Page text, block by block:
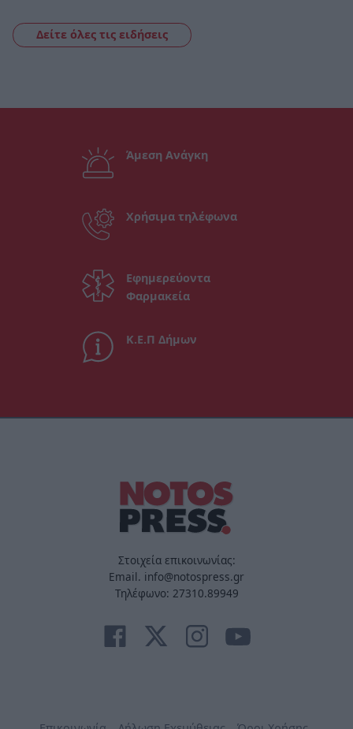
Δείτε όλες τις ειδήσεις
Άμεση Ανάγκη
Χρήσιμα τηλέφωνα
Εφημερεύοντα
Φαρμακεία
Κ.Ε.Π Δήμων
Στοιχεία επικοινωνίας:
Email. info@notospress.gr
Τηλέφωνο: 27310.89949